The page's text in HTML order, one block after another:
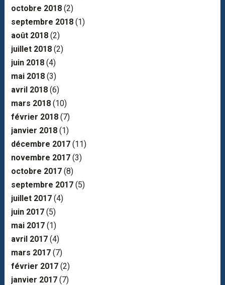
octobre 2018(2)
septembre 2018(1)
août 2018(2)
juillet 2018(2)
juin 2018(4)
mai 2018(3)
avril 2018(6)
mars 2018(10)
février 2018(7)
janvier 2018(1)
décembre 2017(11)
novembre 2017(3)
octobre 2017(8)
septembre 2017(5)
juillet 2017(4)
juin 2017(5)
mai 2017(1)
avril 2017(4)
mars 2017(7)
février 2017(2)
janvier 2017(7)